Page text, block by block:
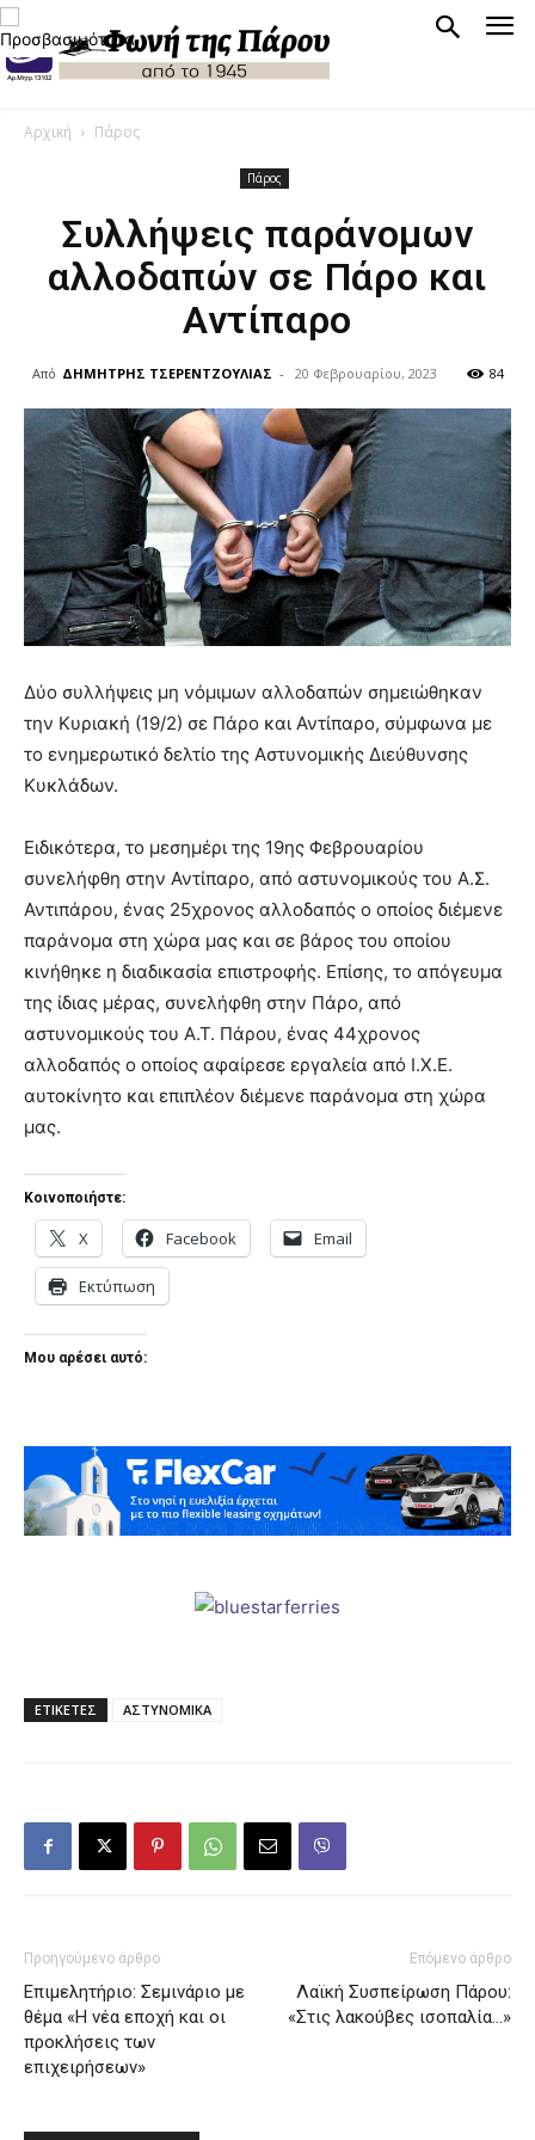
Αρχική Πάρος
Πάρος
Συλλήψεις παράνομων
αλλοδαπών σε Πάρο και
Αντίπαρο
Από ΔΗΜΗΤΡΗΣ ΤΣΕΡΕΝΤΖΟΥΛΙΑΣ - 20 Φεβρουαρίου, 2023 84
Δύο συλλήψεις μη νόμιμων αλλοδαπών σημειώθηκαν
την Κυριακή (19/2) σε Πάρο και Αντίπαρο, σύμφωνα με
το ενημερωτικό δελτίο της Αστυνομικής Διεύθυνσης
Κυκλάδων.
Ειδικότερα, το μεσημέρι της 19ης Φεβρουαρίου
συνελήφθη στην Αντίπαρο, από αστυνομικούς του Α.Σ.
Αντιπάρου, ένας 25χρονος αλλοδαπός ο οποίος διέμενε
παράνομα στη χώρα μας και σε βάρος του οποίου
κινήθηκε η διαδικασία επιστροφής. Επίσης, το απόγευμα
της ίδιας μέρας, συνελήφθη στην Πάρο, από
αστυνομικούς του Α.Τ. Πάρου, ένας 44χρονος
αλλοδαπός ο οποίος αφαίρεσε εργαλεία από Ι.Χ.Ε.
αυτοκίνητο και επιπλέον διέμενε παράνομα στη χώρα
μας.
Κοινοποιήστε:
X Facebook Email
Εκτύπωση
Μου αρέσει αυτό:
ΕΤΙΚΕΤΕΣ ΑΣΤΥΝΟΜΙΚΑ
Προηγούμενο άρθρο
Επιμελητήριο: Σεμινάριο με
θέμα «Η νέα εποχή και οι
προκλήσεις των
επιχειρήσεων»
Επόμενο άρθρο
Λαϊκή Συσπείρωση Πάρου:
«Στις λακούβες ισοπαλία…»